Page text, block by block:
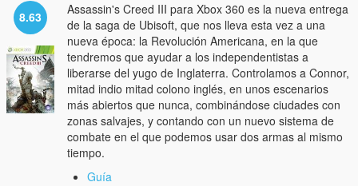
8.63
Assassin's Creed III para Xbox 360 es la nueva entrega
de la saga de Ubisoft, que nos lleva esta vez a una
nueva época: la Revolución Americana, en la que
tendremos que ayudar a los independentistas a
liberarse del yugo de Inglaterra. Controlamos a Connor,
mitad indio mitad colono inglés, en unos escenarios
más abiertos que nunca, combinándose ciudades con
zonas salvajes, y contando con un nuevo sistema de
combate en el que podemos usar dos armas al mismo
tiempo.
Guía